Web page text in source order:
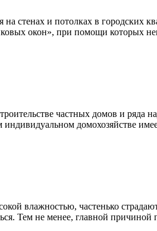
стенах и потолках в городских
окон», при помощи которых
частных домов и
домохозяйстве
влажностью, частенько
Тем не менее, главной причиной